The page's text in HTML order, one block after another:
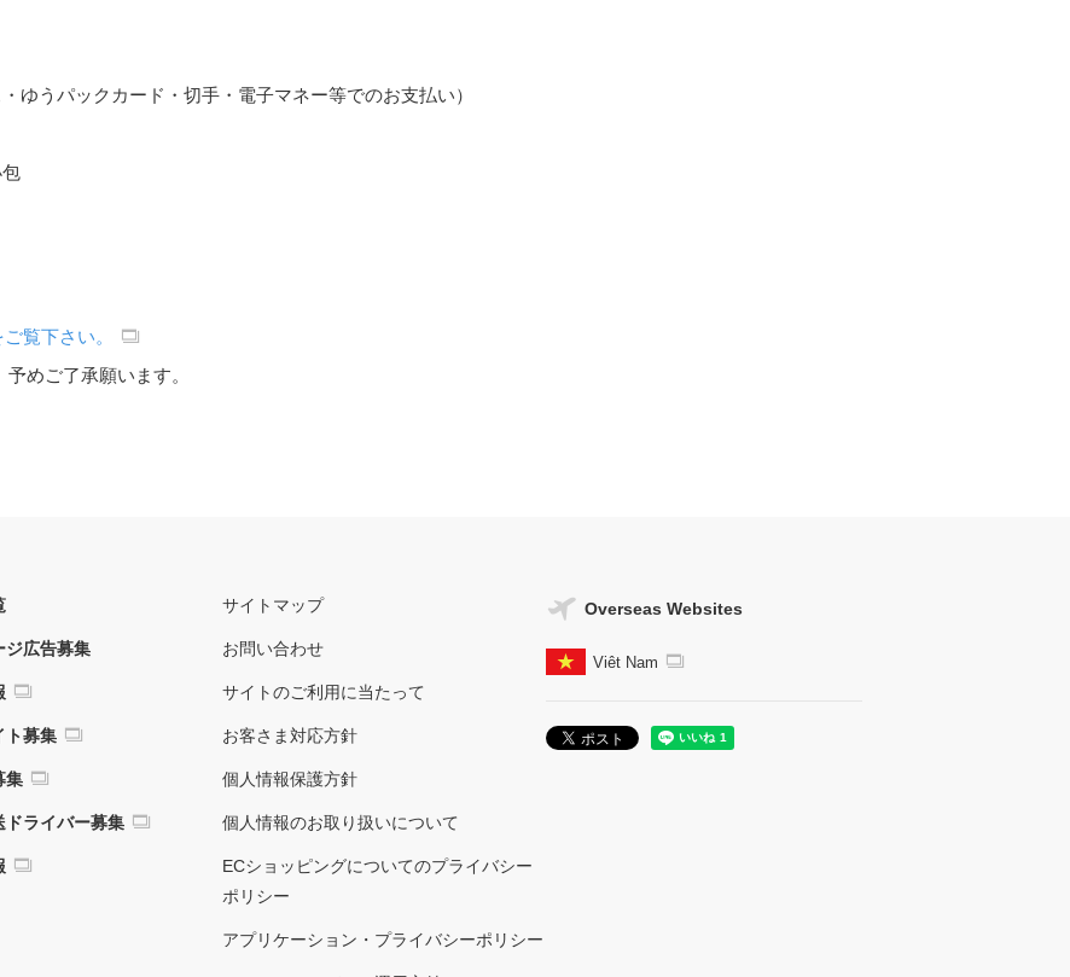
ゆうパックカード・切手・電子マネー等でのお支払い）
覧下さい。
めご了承願います。
ジ広告募集
ト募集
集
ドライバー募集
サイトマップ
お問い合わせ
サイトのご利用に当たって
お客さま対応方針
個人情報保護方針
個人情報のお取り扱いについて
ECショッピングについてのプライバシー
ポリシー
アプリケーション・プライバシーポリシー
Overseas Websites
Viêt Nam